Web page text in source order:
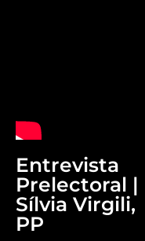
Entrevista
Prelectoral |
Sílvia Virgili,
PP